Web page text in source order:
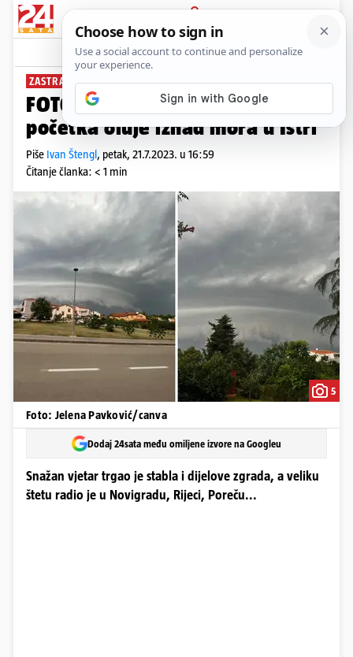
PRIJAVA
News Komentari
ZASTRAŠUJUĆE
FOTO Pogledajte kadrove prije
početka oluje iznad mora u Istri
Piše Ivan Štengl, petak, 21.7.2023. u 16:59
Čitanje članka: < 1 min
5
Foto: Jelena Pavković/canva
Dodaj 24sata među omiljene izvore na Googleu
Snažan vjetar trgao je stabla i dijelove zgrada, a veliku
štetu radio je u Novigradu, Rijeci, Poreču...